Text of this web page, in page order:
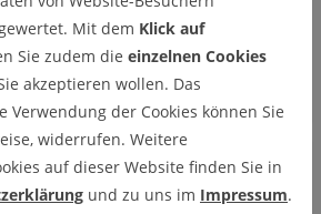
„5G Smart Country“ lädt am 24.
2024 alle Unterstützer, Freunde und
zur Abschlussveranstaltung auf das
Lucklum ein. Erleben Sie spannende
in die entwickelten 5G-Anwendungen für
und Forstwirtschaft.
22.08.2024
- Zukunftslabor Circular
Mit dem Klick auf
Sie zudem die einzelnen Cookies
akzeptieren wollen. Das
Verwendung der Cookies können Sie
widerrufen. Weitere
auf dieser Website finden Sie in
und zu uns im Impressum.